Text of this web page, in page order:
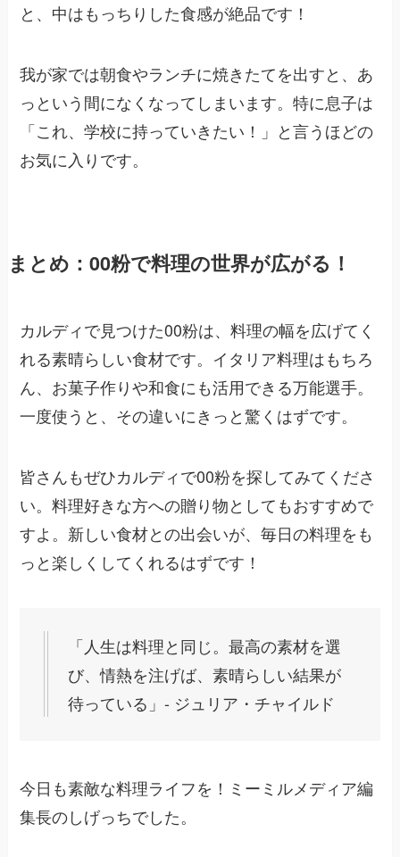
と、中はもっちりした食感が絶品です！
我が家では朝食やランチに焼きたてを出すと、あ
っという間になくなってしまいます。特に息子は
「これ、学校に持っていきたい！」と言うほどの
お気に入りです。
まとめ：00粉で料理の世界が広がる！
カルディで見つけた00粉は、料理の幅を広げてく
れる素晴らしい食材です。イタリア料理はもちろ
ん、お菓子作りや和食にも活用できる万能選手。
一度使うと、その違いにきっと驚くはずです。
皆さんもぜひカルディで00粉を探してみてくださ
い。料理好きな方への贈り物としてもおすすめで
すよ。新しい食材との出会いが、毎日の料理をも
っと楽しくしてくれるはずです！
「人生は料理と同じ。最高の素材を選
び、情熱を注げば、素晴らしい結果が
待っている」- ジュリア・チャイルド
今日も素敵な料理ライフを！ミーミルメディア編
集長のしげっちでした。